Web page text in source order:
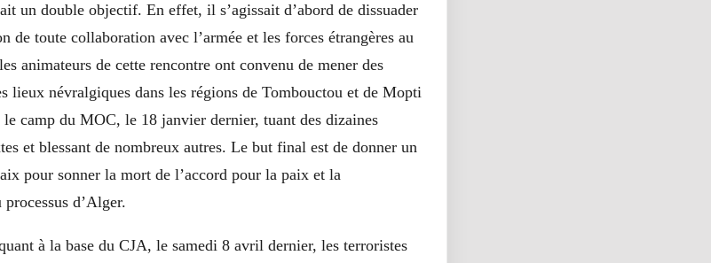
un double objectif. En effet, il s’agissait d’abord de dissuader
de toute collaboration avec l’armée et les forces étrangères au
animateurs de cette rencontre ont convenu de mener des
lieux névralgiques dans les régions de Tombouctou et de Mopti
camp du MOC, le 18 janvier dernier, tuant des dizaines
et blessant de nombreux autres. Le but final est de donner un
pour sonner la mort de l’accord pour la paix et la
d’Alger.
à la base du CJA, le samedi 8 avril dernier, les terroristes